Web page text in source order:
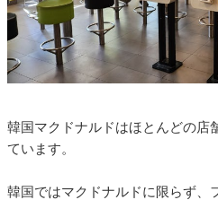
韓国マクドナルドはほとんどの店
ています。
韓国ではマクドナルドに限らず、